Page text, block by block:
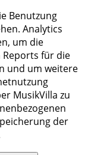
Benutzung
Analytics
um die
Reports für die
und um weitere
MusikVilla zu
der